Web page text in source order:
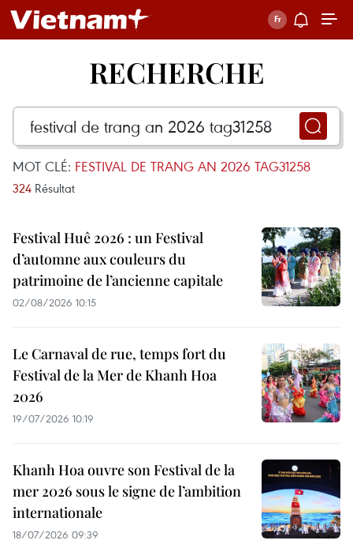
RECHERCHE
MOT CLÉ: FESTIVAL DE TRANG AN 2026 TAG31258
324 Résultat
Festival Huê 2026 : un Festival
d’automne aux couleurs du
patrimoine de l’ancienne capitale
02/08/2026 10:15
Le Carnaval de rue, temps fort du
Festival de la Mer de Khanh Hoa
2026
19/07/2026 10:19
Khanh Hoa ouvre son Festival de la
mer 2026 sous le signe de l’ambition
internationale
18/07/2026 09:39